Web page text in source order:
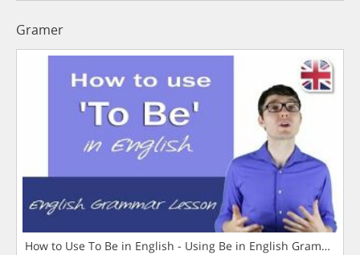
Gramer
How to Use To Be in English - Using Be in English Grammar